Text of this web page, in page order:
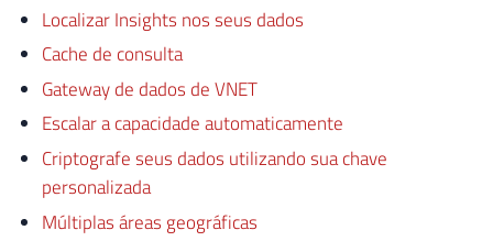
Localizar Insights nos seus dados
Cache de consulta
Gateway de dados de VNET
Escalar a capacidade automaticamente
Criptografe seus dados utilizando sua chave
personalizada
Múltiplas áreas geográficas